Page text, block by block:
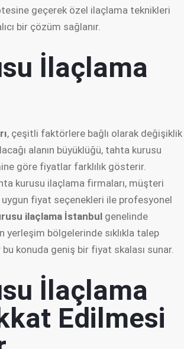
geçerek özel ilaçlama teknikleri
bir çözüm sağlanır.
İlaçlama
, çeşitli faktörlere bağlı olarak değişiklik
alanın büyüklüğü, tahta kurusu
göre fiyatlar farklılık gösterir.
kurusu ilaçlama firmaları, müşteri
fiyat seçenekleri ile profesyonel
ilaçlama İstanbul genelinde
yerleşim bölgelerinde sıklıkla talep
konuda geniş bir fiyat skalası sunar.
İlaçlama
Edilmesi